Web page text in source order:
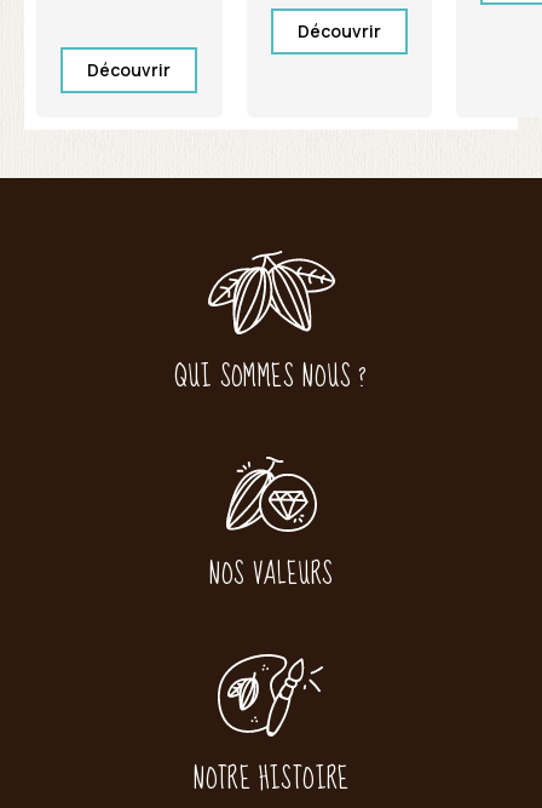
Découvrir
Découvrir
QUI SOMMES NOUS ?
NOS VALEURS
NOTRE HISTOIRE